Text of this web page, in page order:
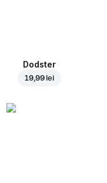
Dodster
19,99 lei